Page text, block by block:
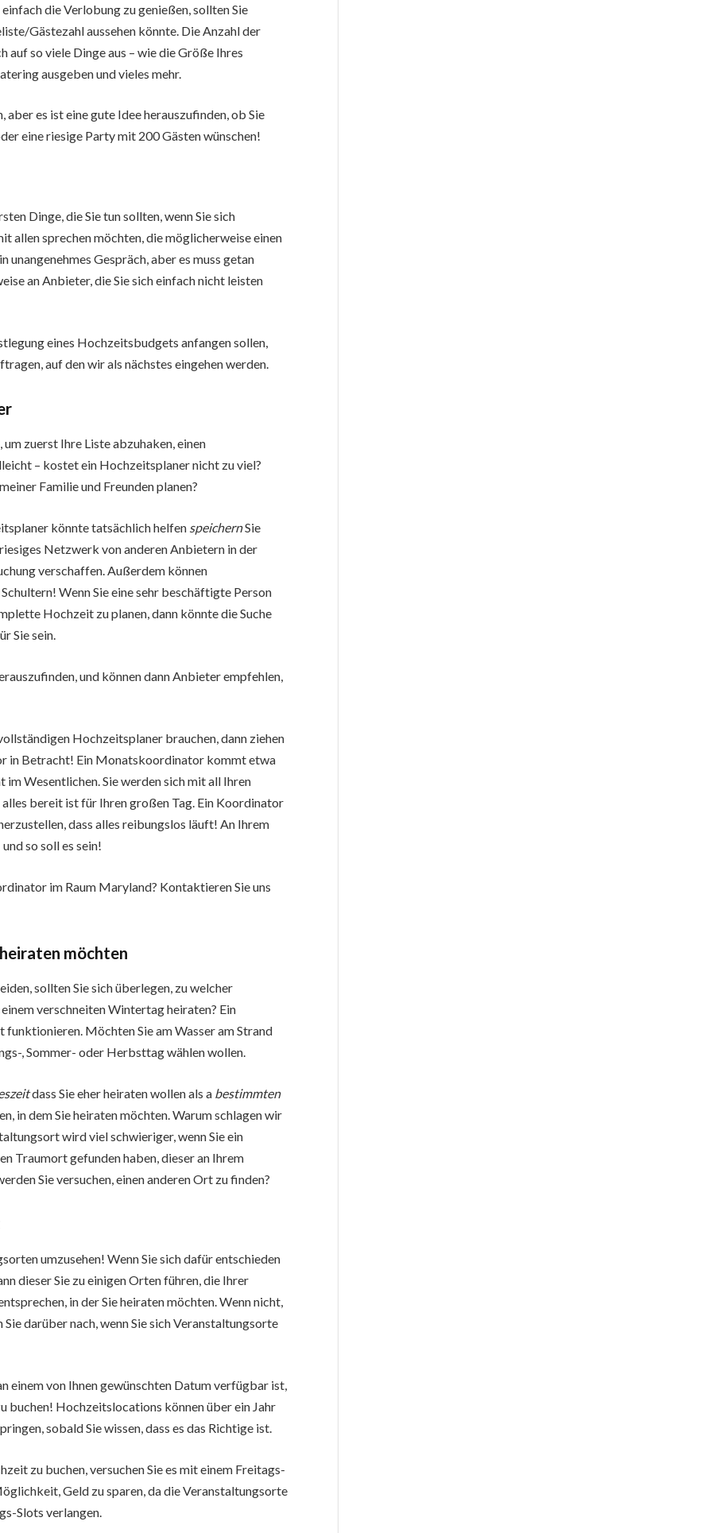
die Verlobung zu genießen, sollten Sie
Gästezahl aussehen könnte. Die Anzahl der
so viele Dinge aus – wie die Größe Ihres
ausgeben und vieles mehr.
es ist eine gute Idee herauszufinden, ob Sie
eine riesige Party mit 200 Gästen wünschen!
Dinge, die Sie tun sollten, wenn Sie sich
allen sprechen möchten, die möglicherweise einen
Gespräch, aber es muss getan
an Anbieter, die Sie sich einfach nicht leisten
eines Hochzeitsbudgets anfangen sollen,
auf den wir als nächstes eingehen werden.
zuerst Ihre Liste abzuhaken, einen
– kostet ein Hochzeitsplaner nicht zu viel?
Familie und Freunden planen?
könnte tatsächlich helfen speichernSie
Netzwerk von anderen Anbietern in der
verschaffen. Außerdem können
Wenn Sie eine sehr beschäftigte Person
Hochzeit zu planen, dann könnte die Suche
Sie sein.
und können dann Anbieter empfehlen,
Hochzeitsplaner brauchen, dann ziehen
in Betracht! Ein Monatskoordinator kommt etwa
Wesentlichen. Sie werden sich mit all Ihren
bereit ist für Ihren großen Tag. Ein Koordinator
dass alles reibungslos läuft! An Ihrem
so soll es sein!
im Raum Maryland? Kontaktieren Sie uns
möchten
sollten Sie sich überlegen, zu welcher
verschneiten Wintertag heiraten? Ein
Möchten Sie am Wasser am Strand
, Sommer- oder Herbsttag wählen wollen.
dass Sie eher heiraten wollen als a bestimmten
in dem Sie heiraten möchten. Warum schlagen wir
wird viel schwieriger, wenn Sie ein
Traumort gefunden haben, dieser an Ihrem
Sie versuchen, einen anderen Ort zu finden?
umzusehen! Wenn Sie sich dafür entschieden
dieser Sie zu einigen Orten führen, die Ihrer
in der Sie heiraten möchten. Wenn nicht,
darüber nach, wenn Sie sich Veranstaltungsorte
einem von Ihnen gewünschten Datum verfügbar ist,
buchen! Hochzeitslocations können über ein Jahr
sobald Sie wissen, dass es das Richtige ist.
zu buchen, versuchen Sie es mit einem Freitags-
Geld zu sparen, da die Veranstaltungsorte
Slots verlangen.